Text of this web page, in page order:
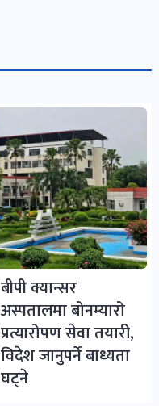
बीपी क्यान्सर
अस्पतालमा बोनम्यारो
प्रत्यारोपण सेवा तयारी,
विदेश जानुपर्ने बाध्यता
घट्ने